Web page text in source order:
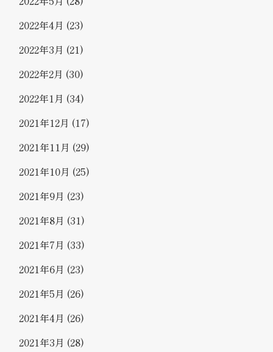
2022年4月 (23)
2022年3月 (21)
2022年2月 (30)
2022年1月 (34)
2021年12月 (17)
2021年11月 (29)
2021年10月 (25)
2021年9月 (23)
2021年8月 (31)
2021年7月 (33)
2021年6月 (23)
2021年5月 (26)
2021年4月 (26)
2021年3月 (28)